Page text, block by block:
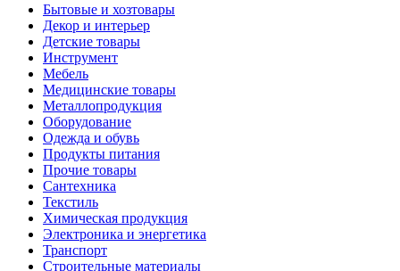
Бытовые и хозтовары
Декор и интерьер
Детские товары
Инструмент
Мебель
Медицинские товары
Металлопродукция
Оборудование
Одежда и обувь
Продукты питания
Прочие товары
Сантехника
Текстиль
Химическая продукция
Электроника и энергетика
Транспорт
Строительные материалы